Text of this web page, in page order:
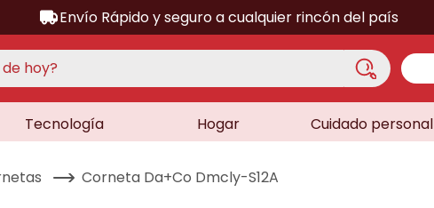
Envío Rápido y seguro a cualquier rincón del país
hoy?
Tecnología Hogar Cuidado personal
Corneta Da+Co Dmcly-S12A
MÁS BUSCADOS